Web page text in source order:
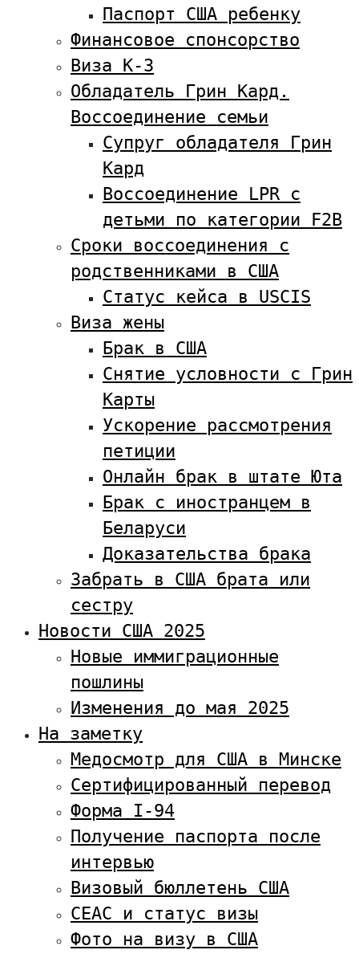
Паспорт США ребенку
Финансовое спонсорство
Виза К-3
Обладатель Грин Кард.
Воссоединение семьи
Супруг обладателя Грин
Кард
Воссоединение LPR с
детьми по категории F2B
Сроки воссоединения с
родственниками в США
Статус кейса в USCIS
Виза жены
Брак в США
Снятие условности с Грин
Карты
Ускорение рассмотрения
петиции
Онлайн брак в штате Юта
Брак с иностранцем в
Беларуси
Доказательства брака
Забрать в США брата или
сестру
Новости США 2025
Новые иммиграционные
пошлины
Изменения до мая 2025
На заметку
Медосмотр для США в Минске
Сертифицированный перевод
Форма I-94
Получение паспорта после
интервью
Визовый бюллетень США
CEAC и статус визы
Фото на визу в США